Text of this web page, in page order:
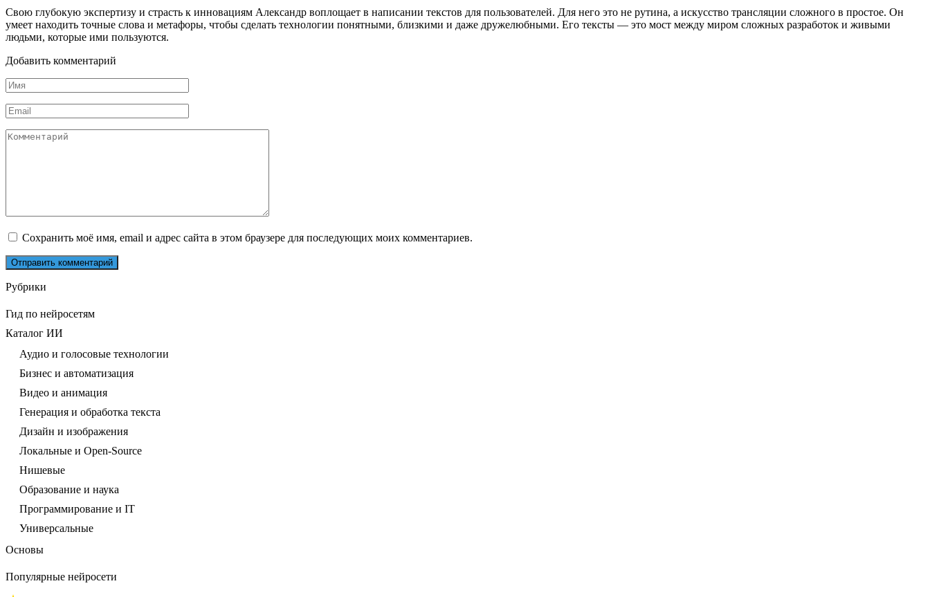
Свою глубокую экспертизу и страсть к инновациям Александр воплощает в написании текстов для пользователей. Для него это не рутина, а искусство трансляции сложного в простое. Он
умеет находить точные слова и метафоры, чтобы сделать технологии понятными, близкими и даже дружелюбными. Его тексты — это мост между миром сложных разработок и живыми
людьми, которые ими пользуются.
Добавить комментарий
Имя
*
Email
*
Комментарий
Сохранить моё имя, email и адрес сайта в этом браузере для последующих моих комментариев.
Рубрики
Гид по нейросетям
Каталог ИИ
Аудио и голосовые технологии
Бизнес и автоматизация
Видео и анимация
Генерация и обработка текста
Дизайн и изображения
Локальные и Open-Source
Нишевые
Образование и наука
Программирование и IT
Универсальные
Основы
Популярные нейросети